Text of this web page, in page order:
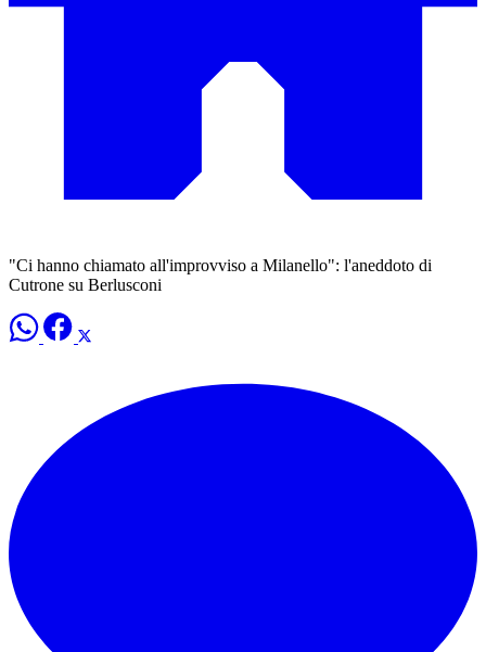
"Ci hanno chiamato all'improvviso a Milanello": l'aneddoto di
Cutrone su Berlusconi